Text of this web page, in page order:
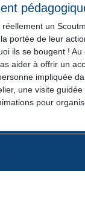
un
portée de leur
ils se bougent !
aider à offrir un
impliquée
une visite
pour